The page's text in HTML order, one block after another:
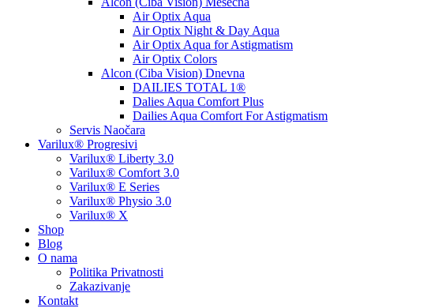
Air Optix Aqua
Air Optix Night & Day Aqua
Air Optix Aqua for Astigmatism
Air Optix Colors
Alcon (Ciba Vision) Dnevna
DAILIES TOTAL 1®
Dalies Aqua Comfort Plus
Dailies Aqua Comfort For Astigmatism
Servis Naočara
Varilux® Progresivi
Varilux® Liberty 3.0
Varilux® Comfort 3.0
Varilux® E Series
Varilux® Physio 3.0
Varilux® X
Shop
Blog
O nama
Politika Privatnosti
Zakazivanje
Kontakt